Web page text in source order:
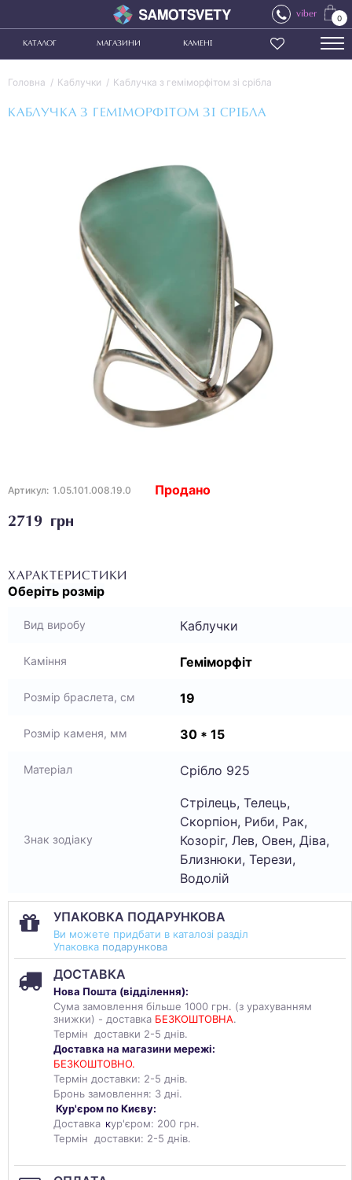
viber 0
КАТАЛОГ МАГАЗИНИ КАМЕНІ
Головна Каблучки Каблучка з геміморфітом зі срібла
КАБЛУЧКА З ГЕМІМОРФІТОМ ЗІ СРІБЛА
Артикул: 1.05.101.008.19.0
2719 грн
Продано
ХАРАКТЕРИСТИКИ
Оберіть розмір
Вид виробу Каблучки
Каміння Геміморфіт
Розмір браслета, см 19
Розмір каменя, мм 30 * 15
Матеріал Срібло 925
Знак зодіаку
Стрілець, Телець,
Скорпіон, Риби, Рак,
Козоріг, Лев, Овен, Діва,
Близнюки, Терези,
Водолій
УПАКОВКА ПОДАРУНКОВА
Ви можете придбати в каталозі разділ
Упаковка подарункова
ДОСТАВКА
Нова Пошта (відділення):
Сума замовлення більше 1000 грн. (з урахуванням
знижки) - доставка БЕЗКОШТОВНА.
Термін доставки 2-5 днів.
Доставка на магазини мережі:
БЕЗКОШТОВНО.
Термін доставки: 2-5 днів.
Бронь замовлення: 3 дні.
Кур'єром по Києву:
Доставка кур'єром: 200 грн.
Термін доставки: 2-5 днів.